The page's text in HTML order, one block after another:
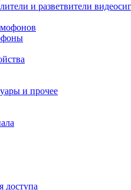
и разветвители
и прочее
доступа